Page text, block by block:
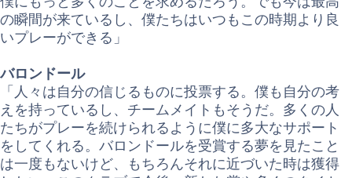
の瞬間が来ているし、僕たちはいつもこの時期より良
いプレーができる」
バロンドール
「人々は自分の信じるものに投票する。僕も自分の考
えを持っているし、チームメイトもそうだ。多くの人
たちがプレーを続けられるように僕に多大なサポート
をしてくれる。バロンドールを受賞する夢を見たこと
は一度もないけど、もちろんそれに近づいた時は獲得